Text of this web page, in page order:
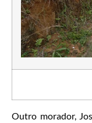
Outro morador,